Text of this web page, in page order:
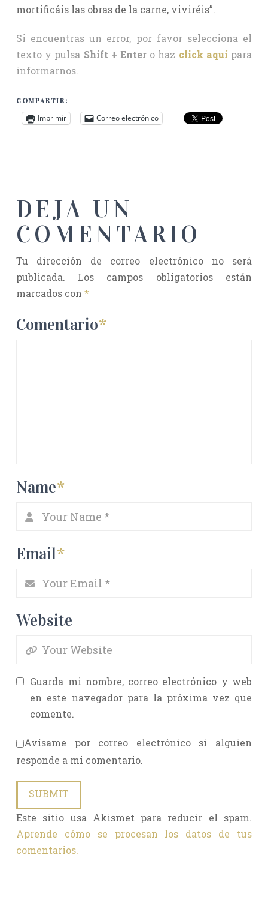
mortificáis las obras de la carne, viviréis”.
Si encuentras un error, por favor selecciona el
texto y pulsa Shift + Enter o haz click aquí para
informarnos.
COMPARTIR:
Imprimir Correo electrónico
DEJA UN
COMENTARIO
Tu dirección de correo electrónico no será
publicada.
Los campos obligatorios están
marcados con *
Comentario*
Name*
Email*
Website
Guarda mi nombre, correo electrónico y web
en este navegador para la próxima vez que
comente.
Avísame por correo electrónico si alguien
responde a mi comentario.
Este sitio usa Akismet para reducir el spam.
Aprende cómo se procesan los datos de tus
comentarios.